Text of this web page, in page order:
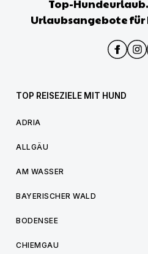
Top-
Urlaubsangebote für
TOP REISEZIELE MIT HUND
ADRIA
ALLGÄU
AM WASSER
BAYERISCHER WALD
BODENSEE
CHIEMGAU